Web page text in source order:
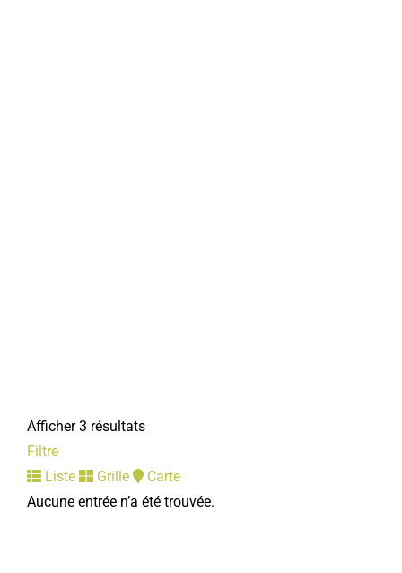
Afficher 3 résultats
Filtre
Liste
Grille
Carte
Aucune entrée n’a été trouvée.